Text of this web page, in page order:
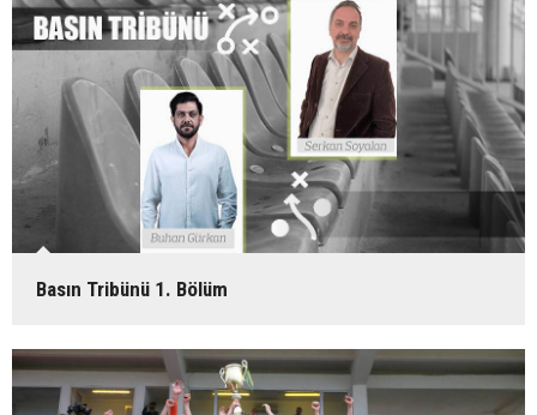
Basın Tribünü 1. Bölüm